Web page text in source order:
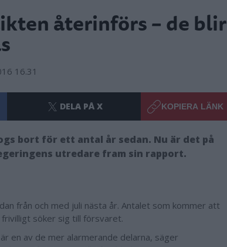
återinförs – de blir
16.31
DELA PÅ X KOPIERA LÄNK
bort för ett antal år sedan. Nu är det på
utredare fram sin rapport.
från och med juli nästa år. Antalet som kommer att
söker sig till försvaret.
en av de mer alarmerande delarna, säger